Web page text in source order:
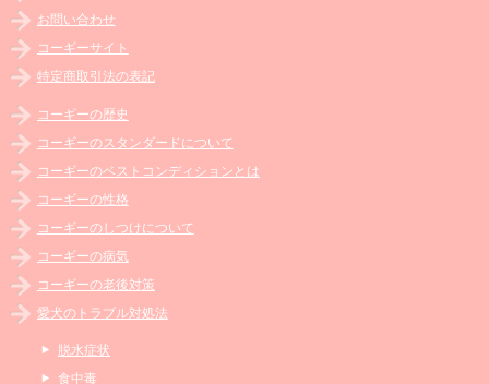
お問い合わせ
コーギーサイト
特定商取引法の表記
コーギーの歴史
コーギーのスタンダードについて
コーギーのベストコンディションとは
コーギーの性格
コーギーのしつけについて
コーギーの病気
コーギーの老後対策
愛犬のトラブル対処法
脱水症状
食中毒